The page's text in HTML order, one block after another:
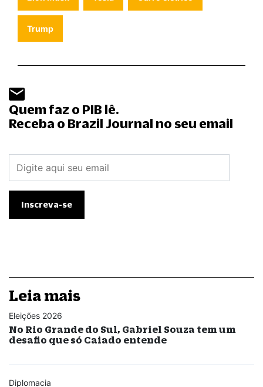
Trump
Quem faz o PIB lê.
Receba o Brazil Journal no seu email
Leia mais
Eleições 2026
No Rio Grande do Sul, Gabriel Souza tem um
desafio que só Caiado entende
Diplomacia